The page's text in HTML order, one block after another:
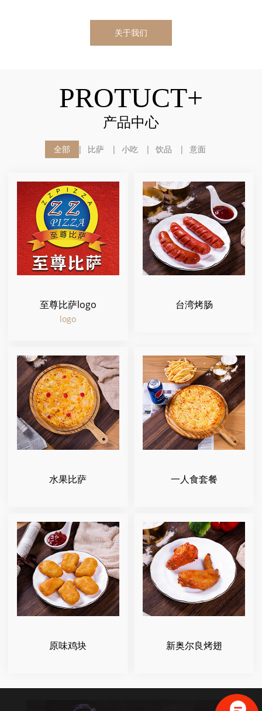
关于我们
PROTUCT+
产品中心
全部 比萨 小吃 饮品 意面
至尊比萨logo
logo
台湾烤肠
水果比萨 一人食套餐
原味鸡块 新奥尔良烤翅